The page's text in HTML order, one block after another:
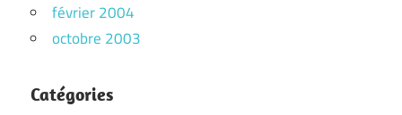
février 2004
octobre 2003
Catégories